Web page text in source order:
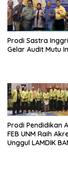
Prodi Sastra
Gelar Audit Mutu
Prodi Pendidikan
FEB UNM Raih
Unggul LAMDIK